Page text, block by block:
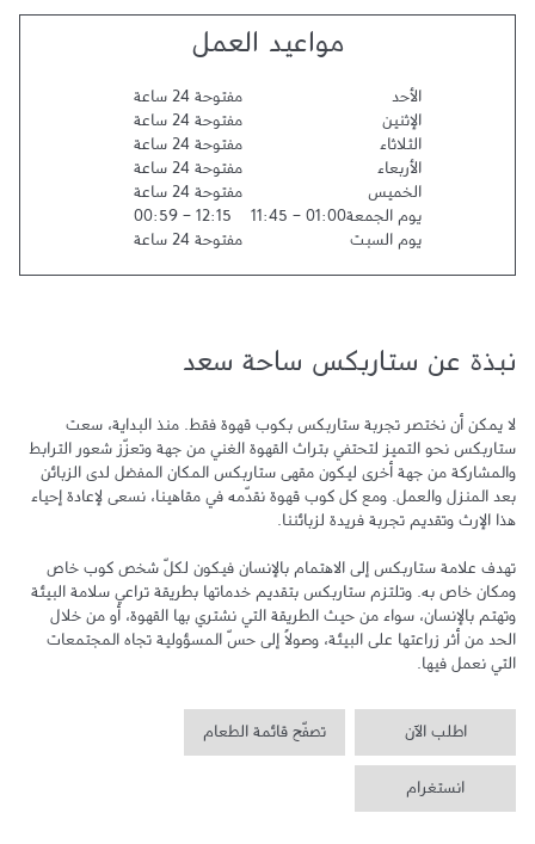
مواعيد العمل
الأحد
مفتوحة 24 ساعة
الإثنين
مفتوحة 24 ساعة
الثلاثاء
مفتوحة 24 ساعة
الأربعاء
مفتوحة 24 ساعة
الخميس
مفتوحة 24 ساعة
يوم الجمعة01:00
-
11:45
12:15
-
00:59
يوم السبت
مفتوحة 24 ساعة
نبذة عن ستاربكس ساحة سعد
التي نعمل فيها.
اطلب الآن تصفّح قائمة الطعام
انستغرام